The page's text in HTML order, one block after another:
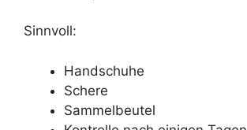
Sinnvoll:
Handschuhe
Schere
Sammelbeutel